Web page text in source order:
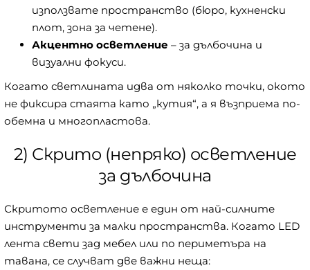
използвате пространство (бюро, кухненски
плот, зона за четене).
Акцентно осветление – за дълбочина и
визуални фокуси.
Когато светлината идва от няколко точки, окото
не фиксира стаята като „кутия“, а я възприема по-
обемна и многопластова.
2) Скрито (непряко) осветление
за дълбочина
Скритото осветление е един от най-силните
инструменти за малки пространства. Когато LED
лента свети зад мебел или по периметъра на
тавана, се случват две важни неща: